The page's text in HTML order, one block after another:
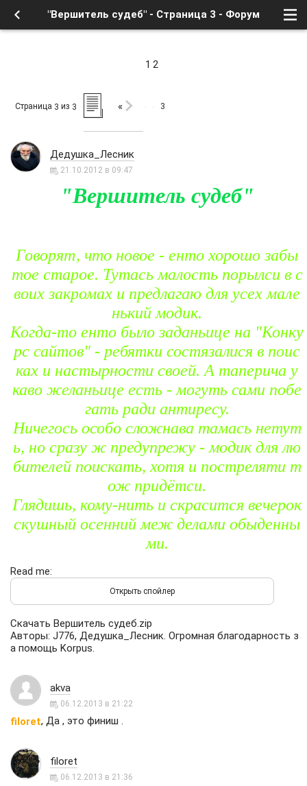
"Вершитель судеб" - Страница 3 - Форум
Страница 3 из 3 «
1 2
3
Дедушка_Лесник
21.10.2012 в 09:47
"Вершитель судеб"
Говорят, что новое - енто хорошо забы
тое старое. Тутась малость порылси в с
воих закромах и предлагаю для усех мале
нький модик.
Когда-то енто было заданьице на "Конку
рс сайтов" - ребятки состязалися в поис
ках и настырности своей. А таперича у
каво желаньице есть - могуть сами побе
гать ради антиресу.
Ничегось особо сложнава тамась нетут
ь, но сразу ж предупрежу - модик для лю
бителей поискать, хотя и постреляти т
ож придётси.
Глядишь, кому-нить и скрасится вечерок
скушный осенний меж делами обыденны
ми.
Read me:
Скачать Вершитель судеб.zip
Авторы: J776, Дедушка_Лесник. Огромная благодарность з
а помощь Korpus.
akva
06.12.2013 в 21:22
filoret, Да , это финиш .
filoret
06.12.2013 в 21:36